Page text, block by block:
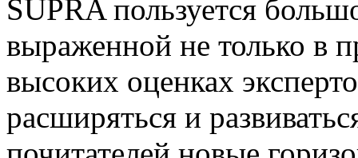
SUPRA пользуется
выраженной не только в
высоких оценках
расширяться и